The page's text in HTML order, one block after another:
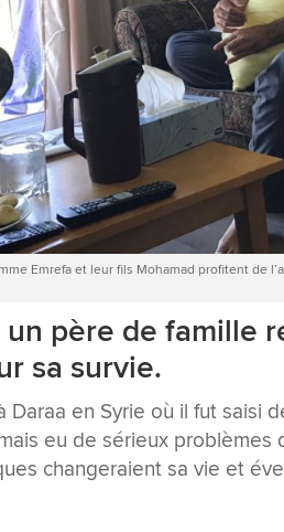
Emrefa et leur fils Mohamad profitent de
un père de famille
sa survie.
Daraa en Syrie où il fut saisi
eu de sérieux
changeraient sa vie et